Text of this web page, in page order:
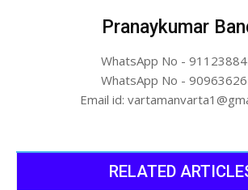
Pranaykumar
WhatsApp No -
WhatsApp No -
Email id:
RELATED